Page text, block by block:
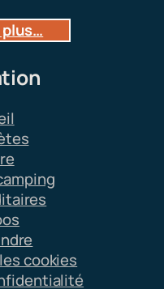
plus…
cookies